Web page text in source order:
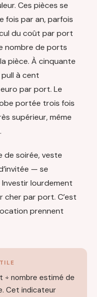
Ces pièces se
fois par an, parfois
du coût par port
nombre de ports
pièce. À cinquante
à cent
par port. Le
portée trois fois
supérieur, même
de soirée, veste
— se
lourdement
cher par port. C’est
prennent
÷ nombre estimé de
Cet indicateur